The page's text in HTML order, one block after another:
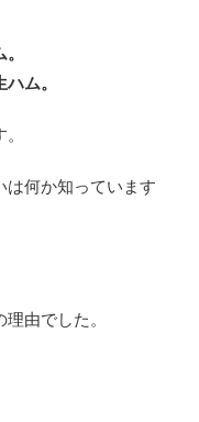
ム。
は何か知っています
由でした。